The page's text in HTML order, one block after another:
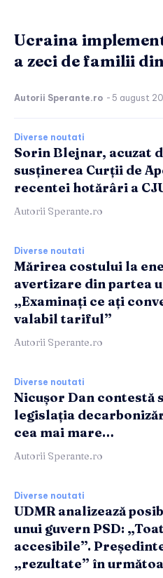
Ucraina
a zeci de familii
Autorii Sperante.ro - 5 august
Diverse noutati
Sorin Blejnar, acuzat
susținerea Curții de
recentei hotărâri a
Autorii Sperante.ro
Diverse noutati
Mărirea costului la
avertizare din partea
„Examinați ce ați
valabil tariful”
Autorii Sperante.ro
Diverse noutati
Nicușor Dan contestă
legislația
cea mai mare…
Autorii Sperante.ro
Diverse noutati
UDMR analizează
unui guvern PSD:
accesibile”.
„rezultate” în